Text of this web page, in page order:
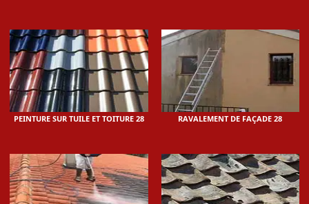
PEINTURE SUR TUILE ET TOITURE 28 RAVALEMENT DE FAÇADE 28